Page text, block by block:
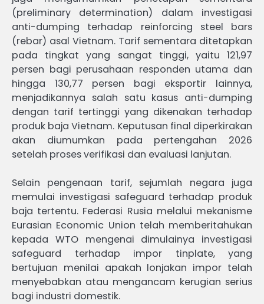
(preliminary determination) dalam investigasi
anti-dumping terhadap reinforcing steel bars
(rebar) asal Vietnam. Tarif sementara ditetapkan
pada tingkat yang sangat tinggi, yaitu 121,97
persen bagi perusahaan responden utama dan
hingga 130,77 persen bagi eksportir lainnya,
menjadikannya salah satu kasus anti-dumping
dengan tarif tertinggi yang dikenakan terhadap
produk baja Vietnam. Keputusan final diperkirakan
akan diumumkan pada pertengahan 2026
setelah proses verifikasi dan evaluasi lanjutan.
Selain pengenaan tarif, sejumlah negara juga
memulai investigasi safeguard terhadap produk
baja tertentu. Federasi Rusia melalui mekanisme
Eurasian Economic Union telah memberitahukan
kepada WTO mengenai dimulainya investigasi
safeguard terhadap impor tinplate, yang
bertujuan menilai apakah lonjakan impor telah
menyebabkan atau mengancam kerugian serius
bagi industri domestik.